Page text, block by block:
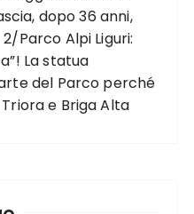
dopo 36 anni,
Parco Alpi Liguri:
La statua
del Parco perché
e Briga Alta